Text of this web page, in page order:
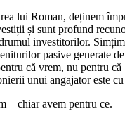
lui Roman, deținem
și sunt profund
investitorilor.
pasive generate
că vrem, nu pentru că
unui angajator este
– chiar avem pentru ce.